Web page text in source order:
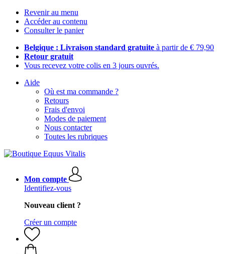
Revenir au menu
Accéder au contenu
Consulter le panier
Belgique : Livraison standard gratuite à partir de € 79,90
Retour gratuit
Vous recevez votre colis en 3 jours ouvrés.
Aide
Où est ma commande ?
Retours
Frais d'envoi
Modes de paiement
Nous contacter
Toutes les rubriques
Mon compte
Identifiez-vous
Nouveau client ?
Créer un compte